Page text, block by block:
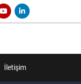
İletişim